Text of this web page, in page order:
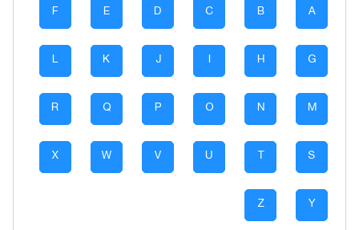
A
B
C
D
E
F
G
H
I
J
K
L
M
N
O
P
Q
R
S
T
U
V
W
X
Y
Z